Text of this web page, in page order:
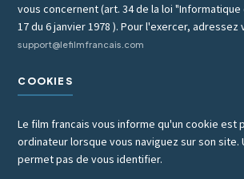
vous concernent (art. 34 de la loi "Informatique
17 du 6 janvier 1978 ). Pour l'exercer, adressez
support@lefilmfrancais.com
COOKIES
Le film francais vous informe qu'un cookie est
ordinateur lorsque vous naviguez sur son site.
permet pas de vous identifier.